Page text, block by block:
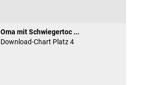
Oma mit Schwiegertoc ...
Download-Chart Platz 4